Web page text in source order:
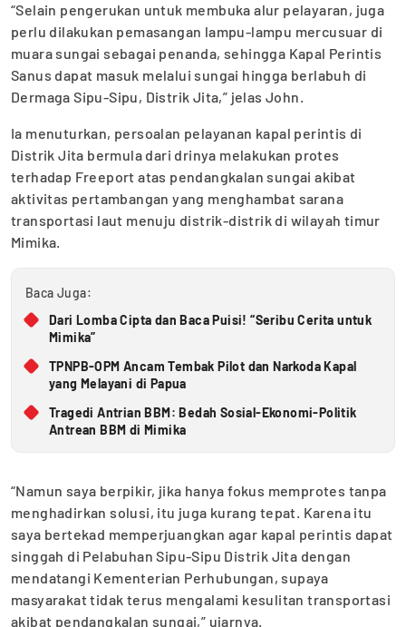
“Selain pengerukan untuk membuka alur pelayaran, juga
perlu dilakukan pemasangan lampu-lampu mercusuar di
muara sungai sebagai penanda, sehingga Kapal Perintis
Sanus dapat masuk melalui sungai hingga berlabuh di
Dermaga Sipu-Sipu, Distrik Jita,” jelas John.
Ia menuturkan, persoalan pelayanan kapal perintis di
Distrik Jita bermula dari drinya melakukan protes
terhadap Freeport atas pendangkalan sungai akibat
aktivitas pertambangan yang menghambat sarana
transportasi laut menuju distrik-distrik di wilayah timur
Mimika.
Baca Juga:
Dari Lomba Cipta dan Baca Puisi! “Seribu Cerita untuk
Mimika”
TPNPB-OPM Ancam Tembak Pilot dan Narkoda Kapal
yang Melayani di Papua
Tragedi Antrian BBM: Bedah Sosial-Ekonomi-Politik
Antrean BBM di Mimika
“Namun saya berpikir, jika hanya fokus memprotes tanpa
menghadirkan solusi, itu juga kurang tepat. Karena itu
saya bertekad memperjuangkan agar kapal perintis dapat
singgah di Pelabuhan Sipu-Sipu Distrik Jita dengan
mendatangi Kementerian Perhubungan, supaya
masyarakat tidak terus mengalami kesulitan transportasi
akibat pendangkalan sungai,” ujarnya.